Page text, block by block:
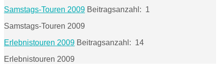
Samstags-Touren 2009 Beitragsanzahl: 1
Samstags-Touren 2009
Erlebnistouren 2009 Beitragsanzahl: 14
Erlebnistouren 2009